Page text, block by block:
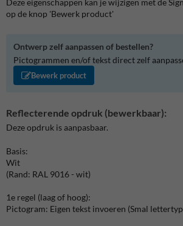
op de knop 'Bewerk product'
Ontwerp zelf aanpassen of bestellen?
Pictogrammen en/of tekst direct zelf
Bewerk product
Reflecterende opdruk (bewerkbaar):
Deze opdruk is aanpasbaar.
Basis:
Wit
(Rand: RAL 9016 - wit)
1e regel (laag of hoog):
Pictogram: Eigen tekst invoeren (Smal